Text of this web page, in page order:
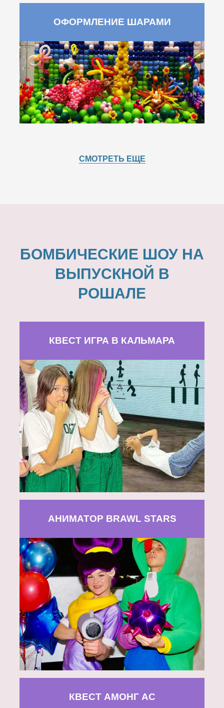
ОФОРМЛЕНИЕ ШАРАМИ
СМОТРЕТЬ ЕЩЕ
БОМБИЧЕСКИЕ ШОУ НА
ВЫПУСКНОЙ В
РОШАЛЕ
КВЕСТ ИГРА В КАЛЬМАРА
АНИМАТОР BRAWL STARS
КВЕСТ АМОНГ АС